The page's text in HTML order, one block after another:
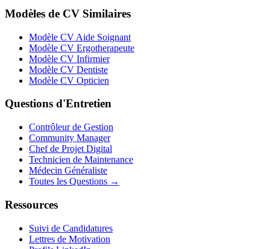
Modèles de CV Similaires
Modèle CV Aide Soignant
Modèle CV Ergotherapeute
Modèle CV Infirmier
Modèle CV Dentiste
Modèle CV Opticien
Questions d'Entretien
Contrôleur de Gestion
Community Manager
Chef de Projet Digital
Technicien de Maintenance
Médecin Généraliste
Toutes les Questions →
Ressources
Suivi de Candidatures
Lettres de Motivation